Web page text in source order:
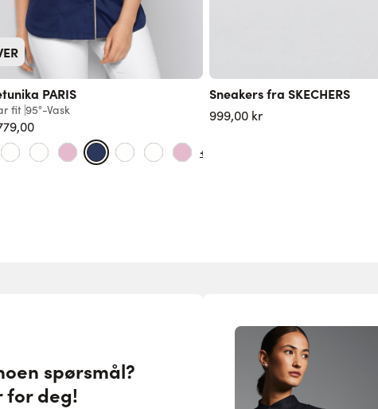
PARIS
fit 95°-Vask
+13
Sneakers fra SKECHERS
999,00 kr
spørsmål?
for deg!